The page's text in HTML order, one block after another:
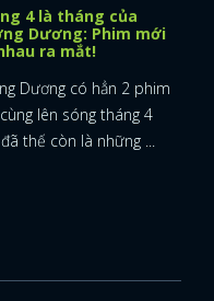
4 là tháng của
Dương: Phim mới
ra mắt!
Dương có hẳn 2 phim
lên sóng tháng 4
thế còn là những ...